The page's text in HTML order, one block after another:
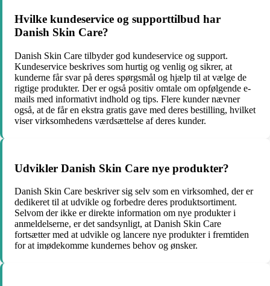
Hvilke kundeservice og supporttilbud har
Danish Skin Care?
Danish Skin Care tilbyder god kundeservice og support.
Kundeservice beskrives som hurtig og venlig og sikrer, at
kunderne får svar på deres spørgsmål og hjælp til at vælge de
rigtige produkter. Der er også positiv omtale om opfølgende e-
mails med informativt indhold og tips. Flere kunder nævner
også, at de får en ekstra gratis gave med deres bestilling, hvilket
viser virksomhedens værdsættelse af deres kunder.
Udvikler Danish Skin Care nye produkter?
Danish Skin Care beskriver sig selv som en virksomhed, der er
dedikeret til at udvikle og forbedre deres produktsortiment.
Selvom der ikke er direkte information om nye produkter i
anmeldelserne, er det sandsynligt, at Danish Skin Care
fortsætter med at udvikle og lancere nye produkter i fremtiden
for at imødekomme kundernes behov og ønsker.